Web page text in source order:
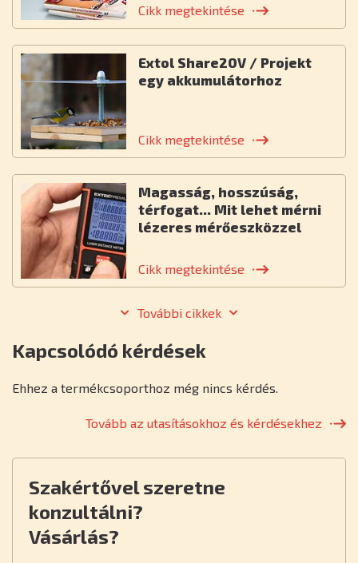
Cikk megtekintése
Extol Share20V / Projekt
egy akkumulátorhoz
Cikk megtekintése
Magasság, hosszúság,
térfogat... Mit lehet mérni
lézeres mérőeszközzel
Cikk megtekintése
További cikkek
Kapcsolódó kérdések
Ehhez a termékcsoporthoz még nincs kérdés.
Tovább az utasításokhoz és kérdésekhez
Szakértővel szeretne
konzultálni?
Vásárlás?